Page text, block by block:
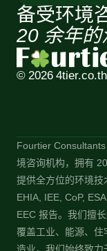
备受环境
20 余年
© 2026
Fourtier
境咨询机构，拥有
提供全方位的环境
EHIA, IEE, CoP,
EEC 报告。我们擅
覆盖工业、能源、